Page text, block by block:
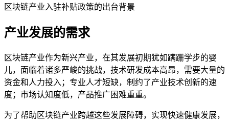
区块链产业入驻补贴政策的出台背景
产业发展的需求
区块链产业作为新兴产业，在其发展初期犹如蹒跚学步的婴
儿，面临着诸多严峻的挑战，技术研发成本高昂，需要大量的
资金和人力投入；专业人才短缺，制约了产业技术创新的速
度；市场认知度低，产品推广困难重重。
为了帮助区块链产业跨越这些发展障碍，实现快速健康发展，